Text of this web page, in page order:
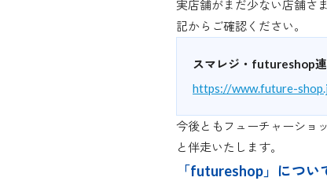
実店舗がまだ少ない店舗さ
記からご確認ください。
スマレジ・futureshop
https://www.future-
今後ともフューチャーショ
と伴走いたします。
「futureshop」につい